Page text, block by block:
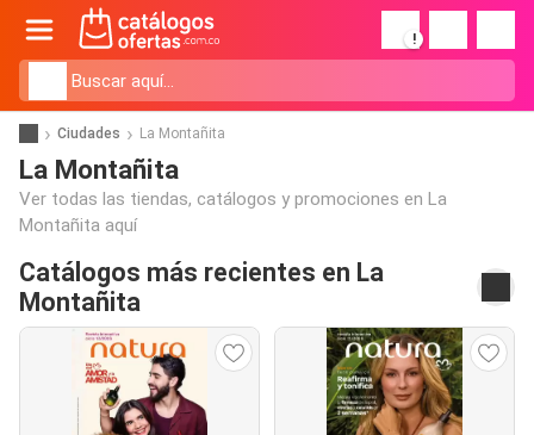
!
Ciudades La Montañita
La Montañita
Ver todas las tiendas, catálogos y promociones en La
Montañita aquí
Catálogos más recientes en La
Montañita